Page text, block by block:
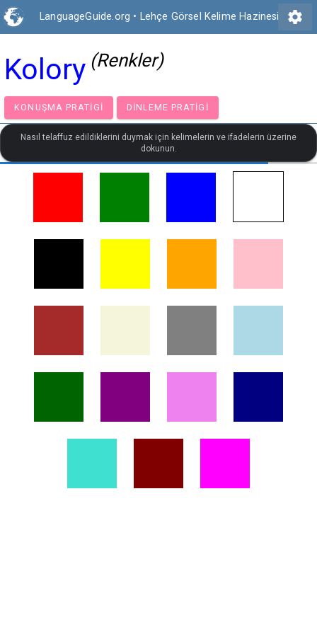
LanguageGuide.org • Lehçe Görsel Kelime Hazinesi settings
Kolory (Renkler)
KONUŞMA PRATIGI DINLEME PRATIGI
Nasıl telaffuz edildiklerini duymak için kelimelerin ve ifadelerin üzerine
dokunun.